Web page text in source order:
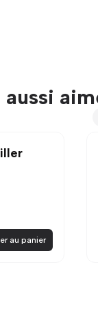
au panier